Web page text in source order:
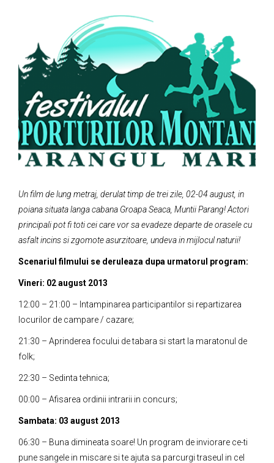
Un film de lung metraj, derulat timp de trei zile, 02-04 august, in
poiana situata langa cabana Groapa Seaca, Muntii Parang! Actori
principali pot fi toti cei care vor sa evadeze departe de orasele cu
asfalt incins si zgo­mote asurzitoare, undeva in mijlocul naturii!
Scenariul filmului se deruleaza dupa urmatorul program:
Vineri: 02 august 2013
12:00 – 21:00 – Intampinarea participantilor si repartizarea
locurilor de campare / cazare;
21:30 – Aprinderea focului de tabara si start la maratonul de
folk;
22:30 – Sedinta tehnica;
00:00 – Afisarea ordinii intrarii in concurs;
Sambata: 03 august 2013
06:30 – Buna dimineata soare! Un program de inviorare ce-ti
pune sangele in miscare si te ajuta sa parcurgi traseul in cel